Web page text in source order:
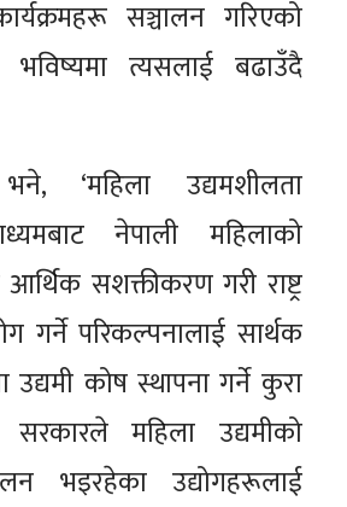
सञ्चालन गरिएको
भविष्यमा त्यसलाई बढाउँदै
भने, ‘महिला उद्यमशीलता
नेपाली महिलाको
सशक्तीकरण गरी राष्ट्र
गर्ने परिकल्पनालाई सार्थक
कोष स्थापना गर्ने कुरा
सरकारले महिला उद्यमीको
भइरहेका उद्योगहरूलाई